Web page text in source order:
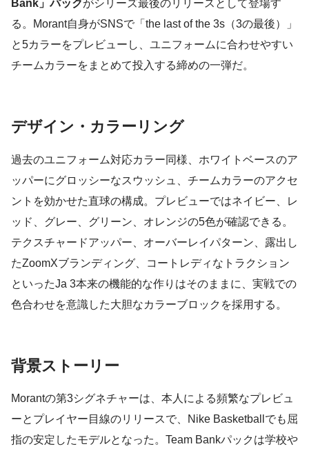
Bank」パックがシリーズ最後のリリースとして登場す
る。Morant自身がSNSで「the last of the 3s（3の最後）」
と5カラーをプレビューし、ユニフォームに合わせやすい
チームカラーをまとめて投入する締めの一弾だ。
デザイン・カラーリング
過去のユニフォーム対応カラー同様、ホワイトベースのア
ッパーにグロッシーなスウッシュ、チームカラーのアクセ
ントを効かせた直球の構成。プレビューではネイビー、レ
ッド、グレー、グリーン、オレンジの5色が確認できる。
テクスチャードアッパー、オーバーレイパターン、露出し
たZoomXブランディング、コートレディなトラクション
といったJa 3本来の機能的な作りはそのままに、実戦での
色合わせを意識した大胆なカラーブロックを採用する。
背景ストーリー
Morantの第3シグネチャーは、本人による頻繁なプレビュ
ーとプレイヤー目線のリリースで、Nike Basketballでも屈
指の安定したモデルとなった。Team Bankパックは学校や